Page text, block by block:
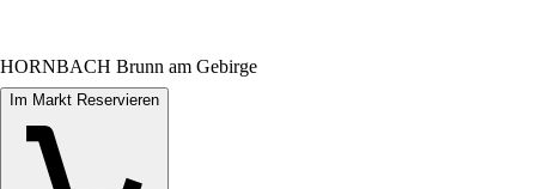
HORNBACH Brunn am Gebirge
Im Markt Reservieren